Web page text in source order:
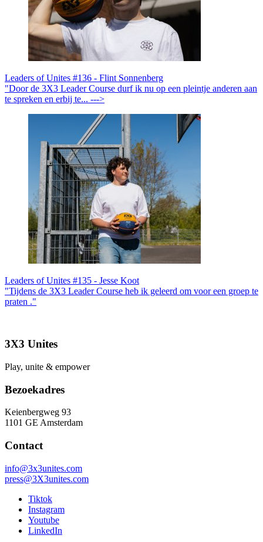
Leaders of Unites #136 - Flint Sonnenberg
"Door de 3X3 Leader Course durf ik nu op een pleintje anderen aan
te spreken en erbij te... --->
Leaders of Unites #135 - Jesse Koot
"Tijdens de 3X3 Leader Course heb ik geleerd om voor een groep te
praten ."
3X3 Unites
Play, unite & empower
Bezoekadres
Keienbergweg 93
1101 GE Amsterdam
Contact
info@3x3unites.com
press@3X3unites.com
Tiktok
Instagram
Youtube
LinkedIn